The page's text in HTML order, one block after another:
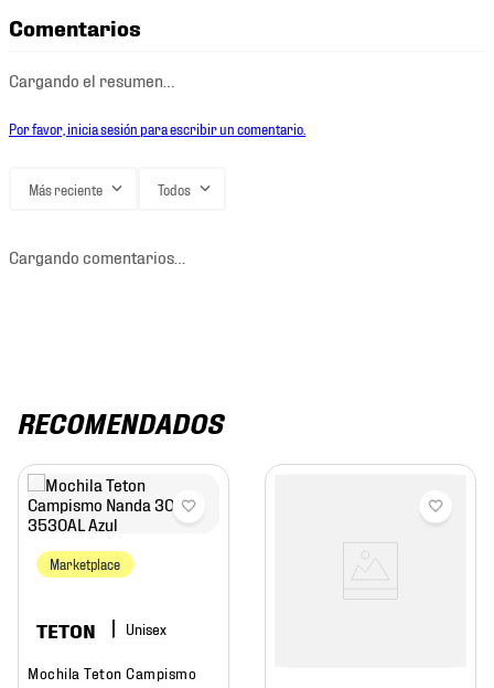
Comentarios
Cargando el resumen…
Por favor, inicia sesión para escribir un comentario.
Más reciente Todos
Cargando comentarios…
RECOMENDADOS
Marketplace
TETON
Mochila Teton Campismo